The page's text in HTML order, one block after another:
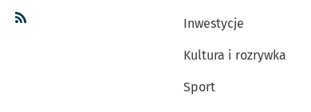
Inwestycje
Kultura i rozrywka
Sport